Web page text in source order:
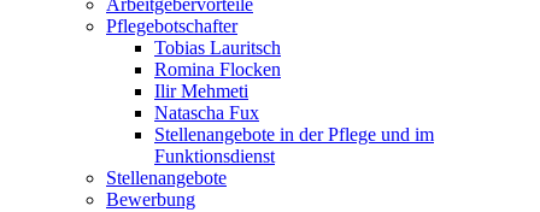
Arbeitgebervorteile
Pflegebotschafter
Tobias Lauritsch
Romina Flocken
Ilir Mehmeti
Natascha Fux
Stellenangebote in der Pflege und im
Funktionsdienst
Stellenangebote
Bewerbung